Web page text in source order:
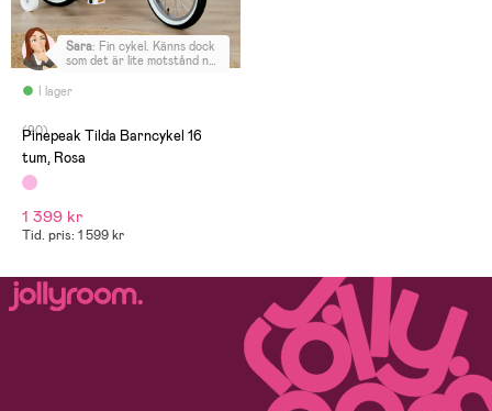
I lager
Sara: Fin cykel. Känns dock
som det är lite motstånd när
(90)
Pinepeak Tilda Barncykel 16
tum, Rosa
1 399 kr
Tid. pris: 1 599 kr